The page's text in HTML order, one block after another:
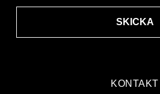
KONTAKT
SKICKA